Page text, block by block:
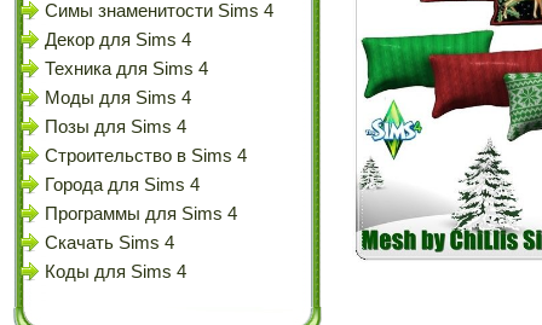
Симы знаменитости Sims 4
Декор для Sims 4
Техника для Sims 4
Моды для Sims 4
Позы для Sims 4
Строительство в Sims 4
Города для Sims 4
Программы для Sims 4
Скачать Sims 4
Коды для Sims 4